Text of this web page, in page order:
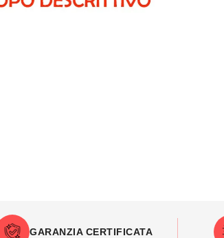
GARANZIA CERTIFICATA